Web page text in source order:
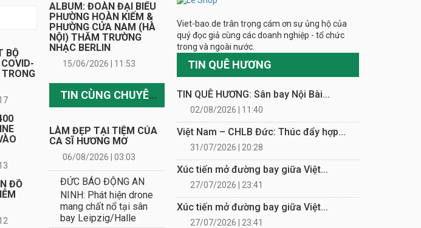
BỘ
ĐỒ
ALBUM: ĐOÀN ĐẠI BIỂU
PHƯỜNG HOÀN KIẾM &
PHƯỜNG CỬA NAM (HÀ
NỘI) THĂM TRƯỜNG
NHẠC BERLIN
15/06/2026 | 11:53
TIN CÙNG CHUYÊN MỤC
LÀM ĐẸP TẠI TIỆM CỦA
CA SĨ HƯƠNG MƠ
06/08/2026 | 03:03
ĐỨC BÁO ĐỘNG AN
NINH: Phát hiện drone
mang chất nổ tại sân
bay Leipzig/Halle
Viet-bao.de trân trọng cám ơn sự ủng hộ của
quý đọc giả cùng các doanh nghiệp - tổ chức
trong và ngoài nước.
TIN QUÊ HƯƠNG
TIN QUÊ HƯƠNG: Sân bay Nội Bài...
02/08/2026 | 11:40
Việt Nam – CHLB Đức: Thúc đẩy hợp...
31/07/2026 | 20:28
Xúc tiến mở đường bay giữa Việt...
27/07/2026 | 23:41
Xúc tiến mở đường bay giữa Việt...
27/07/2026 | 23:41